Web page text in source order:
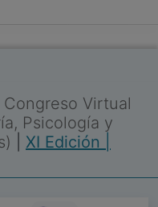
Congreso Virtual
Psicología y
XI Edición |